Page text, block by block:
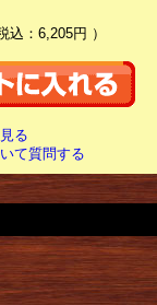
込：6,205円 ）
る
て質問する